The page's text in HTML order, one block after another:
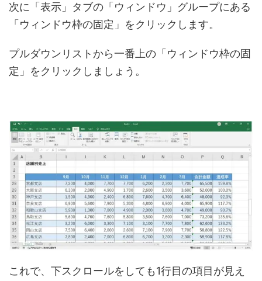
次に「表示」タブの「ウィンドウ」グループにある
「ウィンドウ枠の固定」をクリックします。
プルダウンリストから一番上の「ウィンドウ枠の固
定」をクリックしましょう。
これで、下スクロールをしても1行目の項目が見え